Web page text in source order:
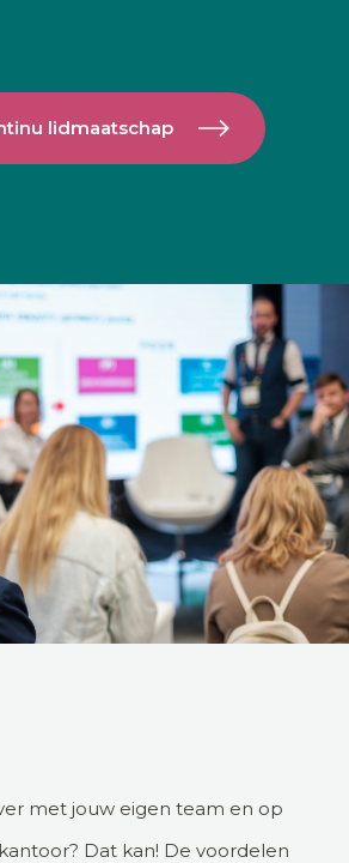
lidmaatschap
met jouw eigen team en op
Dat kan! De voordelen